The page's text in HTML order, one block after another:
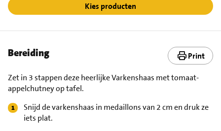
Kies producten
Bereiding Print
Zet in 3 stappen deze heerlijke Varkenshaas met tomaat-
appelchutney op tafel.
Snijd de varkenshaas in medaillons van 2 cm en druk ze
iets plat.